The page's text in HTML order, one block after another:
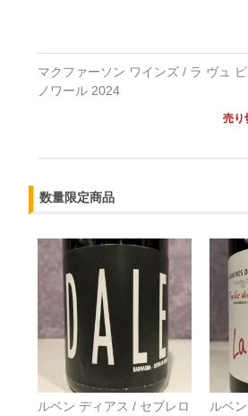
マクファーソン ワインズ / ラ ヴュ ピ
ノワール 2024
売り
数量限定商品
ルベン ディアス / セブレロ
ルベ